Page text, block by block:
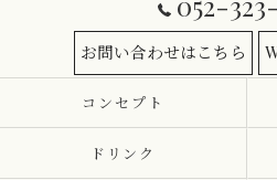
お問い合わせはこちら
コンセプト
ドリンク